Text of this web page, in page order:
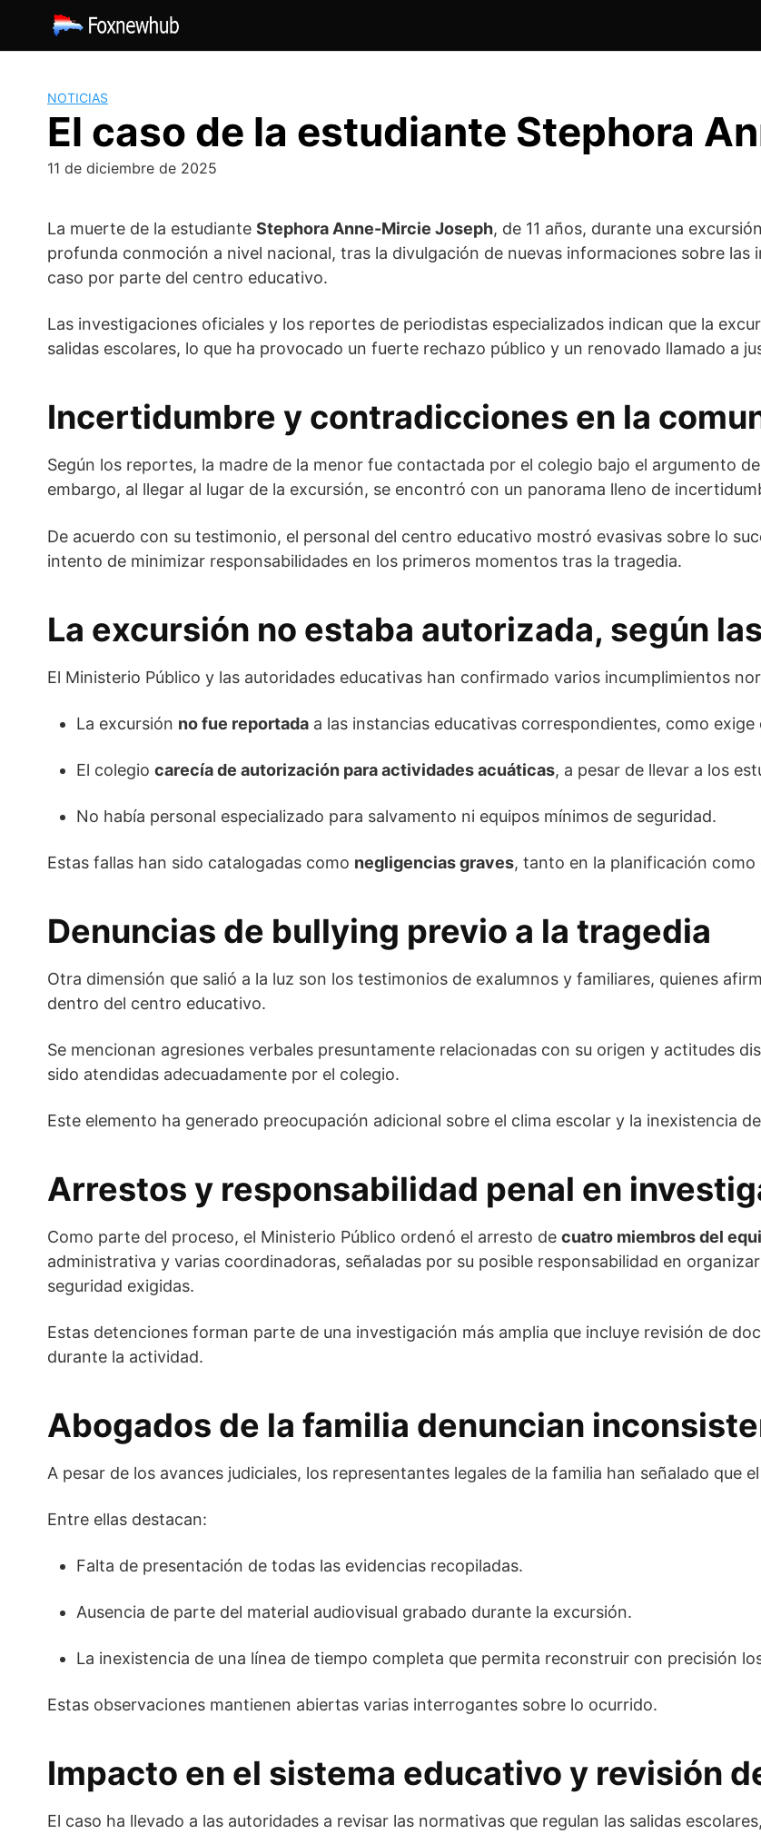
contenido
NOTICIAS
El caso de la estudiante Stephora
11 de diciembre de 2025
La muerte de la estudiante Stephora Anne-Mircie Joseph, de 11 años, durante una
profunda conmoción a nivel nacional, tras la divulgación de nuevas informaciones sobre las
caso por parte del centro educativo.
Las investigaciones oficiales y los reportes de periodistas especializados indican que la
salidas escolares, lo que ha provocado un fuerte rechazo público y un renovado llamado a
Incertidumbre y contradicciones en la
Según los reportes, la madre de la menor fue contactada por el colegio bajo el argumento
embargo, al llegar al lugar de la excursión, se encontró con un panorama lleno de
De acuerdo con su testimonio, el personal del centro educativo mostró evasivas sobre lo
intento de minimizar responsabilidades en los primeros momentos tras la tragedia.
La excursión no estaba autorizada, según
El Ministerio Público y las autoridades educativas han confirmado varios incumplimientos
La excursión no fue reportada a las instancias educativas correspondientes, como
El colegio carecía de autorización para actividades acuáticas, a pesar de llevar a los
No había personal especializado para salvamento ni equipos mínimos de seguridad.
Estas fallas han sido catalogadas como negligencias graves, tanto en la planificación
Denuncias de bullying previo a la tragedia
Otra dimensión que salió a la luz son los testimonios de exalumnos y familiares, quienes
dentro del centro educativo.
Se mencionan agresiones verbales presuntamente relacionadas con su origen y actitudes
sido atendidas adecuadamente por el colegio.
Este elemento ha generado preocupación adicional sobre el clima escolar y la inexistencia
Arrestos y responsabilidad penal en
Como parte del proceso, el Ministerio Público ordenó el arresto de cuatro miembros del
administrativa y varias coordinadoras, señaladas por su posible responsabilidad en
seguridad exigidas.
Estas detenciones forman parte de una investigación más amplia que incluye revisión de
durante la actividad.
Abogados de la familia denuncian
A pesar de los avances judiciales, los representantes legales de la familia han señalado
Entre ellas destacan:
Falta de presentación de todas las evidencias recopiladas.
Ausencia de parte del material audiovisual grabado durante la excursión.
La inexistencia de una línea de tiempo completa que permita reconstruir con precisión
Estas observaciones mantienen abiertas varias interrogantes sobre lo ocurrido.
Impacto en el sistema educativo y revisión
El caso ha llevado a las autoridades a revisar las normativas que regulan las salidas